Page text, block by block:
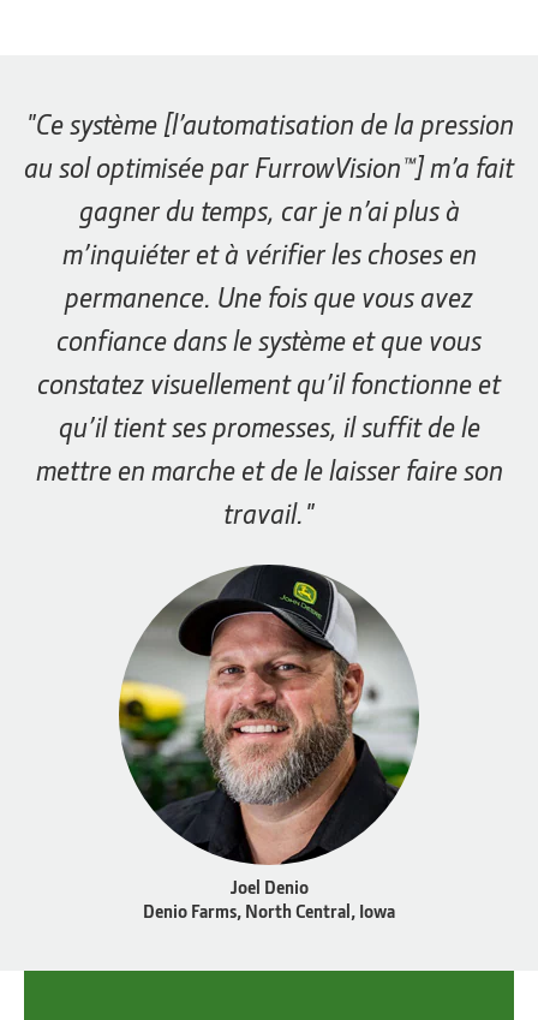
précision
actuel
Ce système [l’automatisation de la pression
au sol optimisée par FurrowVision™] m’a fait
gagner du temps, car je n’ai plus à
m’inquiéter et à vérifier les choses en
permanence. Une fois que vous avez
confiance dans le système et que vous
constatez visuellement qu’il fonctionne et
qu’il tient ses promesses, il suffit de le
mettre en marche et de le laisser faire son
travail.
Joel Denio
Denio Farms, North Central, Iowa